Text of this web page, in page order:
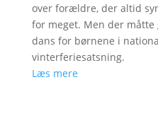
over forældre, der altid
for meget. Men der
dans for børnene i
vinterferiesatsning.
Læs mere